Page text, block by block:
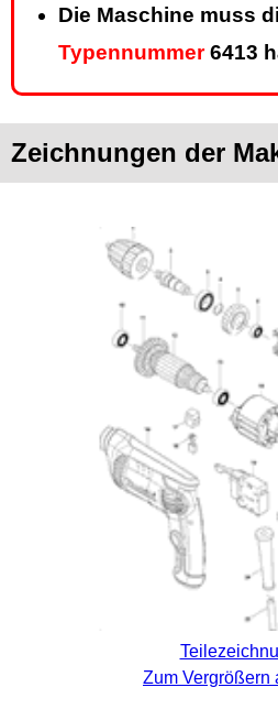
Die Maschine muss
Typennummer6413
Zeichnungen der
Zum Vergrößern